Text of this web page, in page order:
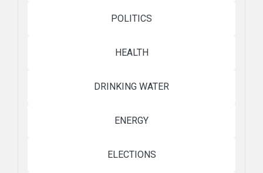
POLITICS
HEALTH
DRINKING WATER
ENERGY
ELECTIONS